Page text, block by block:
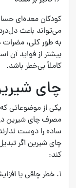
کودکان معده‌ای
می‌تواند باعث
به طور کلی،
بیشتر از فواید آن
کاملاً بی‌خطر باشد.
چای
یکی از موضوعاتی
مصرف چای شیرین
ساده را دوست
چای شیرین اگر
کند:
۱. خطر چاقی یا افزایش قند خون